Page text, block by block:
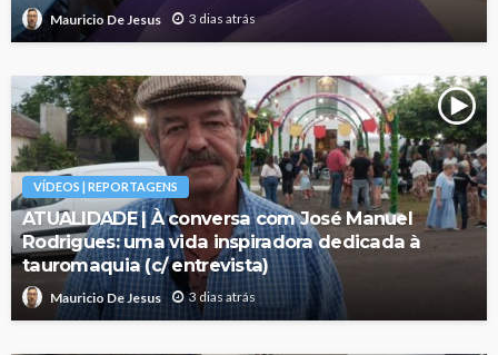
Mauricio De Jesus 3 dias atrás
VÍDEOS | REPORTAGENS
ATUALIDADE | À conversa com José Manuel
Rodrigues: uma vida inspiradora dedicada à
tauromaquia (c/ entrevista)
Mauricio De Jesus 3 dias atrás